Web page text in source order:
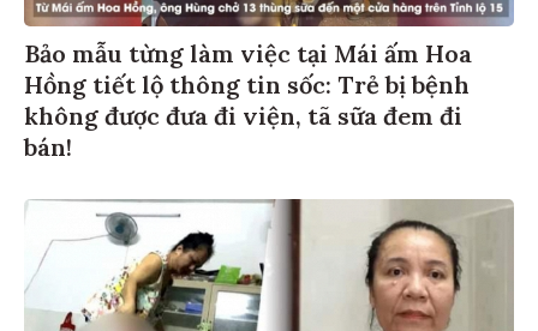
Bảo mẫu từng làm việc tại Mái ấm Hoa
Hồng tiết lộ thông tin sốc: Trẻ bị bệnh
không được đưa đi viện, tã sữa đem đi
bán!